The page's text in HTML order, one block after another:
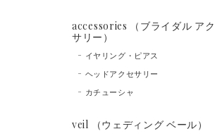
accessories （ブライダル ア
サリー）
イヤリング・ピアス
ヘッドアクセサリー
カチューシャ
veil （ウェディング ベール）